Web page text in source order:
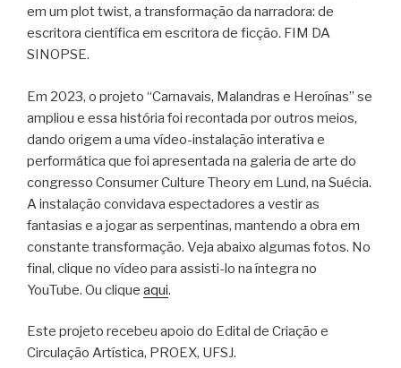
em um plot twist, a transformação da narradora: de
escritora científica em escritora de ficção. FIM DA
SINOPSE.
Em 2023, o projeto “Carnavais, Malandras e Heroínas” se
ampliou e essa história foi recontada por outros meios,
dando origem a uma vídeo-instalação interativa e
performática que foi apresentada na galeria de arte do
congresso Consumer Culture Theory em Lund, na Suécia.
A instalação convidava espectadores a vestir as
fantasias e a jogar as serpentinas, mantendo a obra em
constante transformação. Veja abaixo algumas fotos. No
final, clique no vídeo para assisti-lo na íntegra no
YouTube. Ou clique aqui.
Este projeto recebeu apoio do Edital de Criação e
Circulação Artística, PROEX, UFSJ.